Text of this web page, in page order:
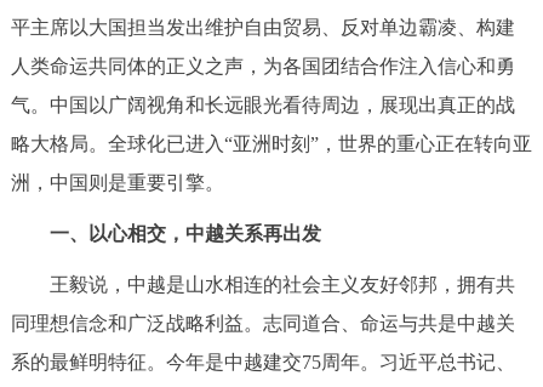
绿色北京 图说北京 视频北京
ENGLISH
ESPAÑOL العربية PORTUGUÊS
平主席以大国担当发出维护自由贸易、反对单边霸凌、构建
人类命运共同体的正义之声，为各国团结合作注入信心和勇
气。中国以广阔视角和长远眼光看待周边，展现出真正的战
略大格局。全球化已进入“亚洲时刻”，世界的重心正在转向亚
洲，中国则是重要引擎。
一、以心相交，中越关系再出发
王毅说，中越是山水相连的社会主义友好邻邦，拥有共
同理想信念和广泛战略利益。志同道合、命运与共是中越关
系的最鲜明特征。今年是中越建交75周年。习近平总书记、